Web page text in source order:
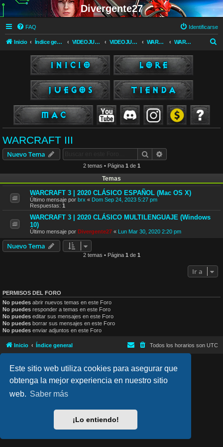
Este sitio web utiliza cookies para asegurar que
obtenga la mejor experiencia en nuestro sitio
web. Saber más
¡Lo entiendo!
Divergente27
FAQ Identificarse
Inicio Índice general VIDEOJUEGOS VIDEOJUEGOS WARCRAFT (Blizzard) WARCRAFT III
WARCRAFT III
Nuevo Tema Buscar
2 temas • Página 1 de 1
Temas
WARCRAFT 3 | 2020 CLÁSICO ESPAÑOL (Mac OS X)
Último mensaje por brx « Dom Sep 24, 2023 5:27 pm
Respuestas: 1
WARCRAFT 3 | 2020 CLÁSICO MULTILENGUAJE (Windows
10)
Último mensaje por Divergente27 « Lun Mar 30, 2020 2:20 pm
Nuevo Tema
2 temas • Página 1 de 1
Ir a
PERMISOS DEL FORO
No puedes abrir nuevos temas en este Foro
No puedes responder a temas en este Foro
No puedes editar sus mensajes en este Foro
No puedes borrar sus mensajes en este Foro
No puedes enviar adjuntos en este Foro
Inicio Índice general Todos los horarios son UTC
lucid_lime style created byMelvin García
Co-Author: MannixMD
Style Version: 1.2.4
Desarrollado porphpBB® Forum Software © phpBB Limited
Traducción al español por